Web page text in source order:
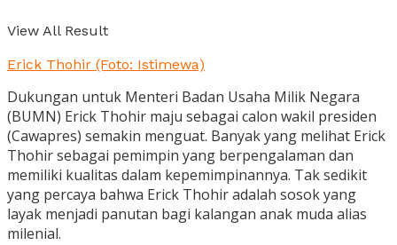
View All Result
Erick Thohir (Foto: Istimewa)
Dukungan untuk Menteri Badan Usaha Milik Negara
(BUMN) Erick Thohir maju sebagai calon wakil presiden
(Cawapres) semakin menguat. Banyak yang melihat Erick
Thohir sebagai pemimpin yang berpengalaman dan
memiliki kualitas dalam kepemimpinannya. Tak sedikit
yang percaya bahwa Erick Thohir adalah sosok yang
layak menjadi panutan bagi kalangan anak muda alias
milenial.